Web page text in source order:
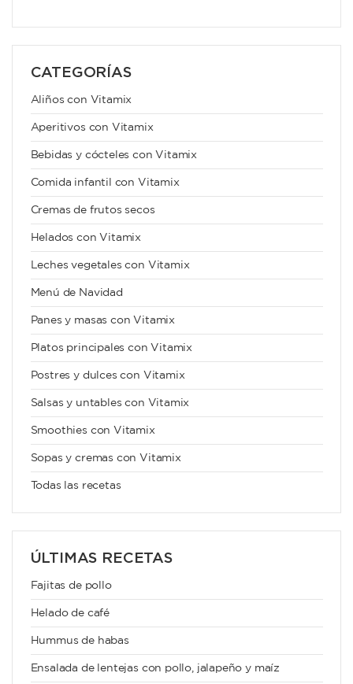
CATEGORÍAS
Aliños con Vitamix
Aperitivos con Vitamix
Bebidas y cócteles con Vitamix
Comida infantil con Vitamix
Cremas de frutos secos
Helados con Vitamix
Leches vegetales con Vitamix
Menú de Navidad
Panes y masas con Vitamix
Platos principales con Vitamix
Postres y dulces con Vitamix
Salsas y untables con Vitamix
Smoothies con Vitamix
Sopas y cremas con Vitamix
Todas las recetas
ÚLTIMAS RECETAS
Fajitas de pollo
Helado de café
Hummus de habas
Ensalada de lentejas con pollo, jalapeño y maíz